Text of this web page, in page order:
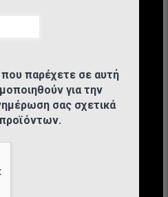
παρέχετε σε αυτή
για την
σας σχετικά